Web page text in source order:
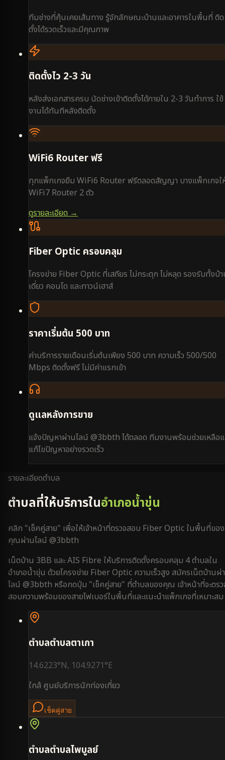
ทีมช่างที่คุ้นเคยเส้นทาง รู้จักลักษณะบ้านและอาคารในพื้นที่ ติด
ตั้งได้รวดเร็วและมีคุณภาพ
ติดตั้งไว 2-3 วัน
หลังส่งเอกสารครบ นัดช่างเข้าติดตั้งได้ภายใน 2-3 วันทำการ ใช้
งานได้ทันทีหลังติดตั้ง
WiFi6 Router ฟรี
ทุกแพ็กเกจยืม WiFi6 Router ฟรีตลอดสัญญา บางแพ็กเกจใ
WiFi7 Router 2 ตัว
ดูรายละเอียด →
Fiber Optic ครอบคลุม
โครงข่าย Fiber Optic ที่เสถียร ไม่กระตุก ไม่หลุด รองรับทั้งบ้
เดี่ยว คอนโด และทาวน์เฮาส์
ราคาเริ่มต้น 500 บาท
ค่าบริการรายเดือนเริ่มต้นเพียง 500 บาท ความเร็ว 500/500
Mbps ติดตั้งฟรี ไม่มีค่าแรกเข้า
ดูแลหลังการขาย
แจ้งปัญหาผ่านไลน์ @3bbth ได้ตลอด ทีมงานพร้อมช่วยเหลือแ
แก้ไขปัญหาอย่างรวดเร็ว
รายละเอียดตำบล
ตำบลที่ให้บริการในอำเภอน้ำขุ่น
คลิก "เช็คคู่สาย" เพื่อให้เจ้าหน้าที่ตรวจสอบ Fiber Optic ในพื้นที่ของ
คุณผ่านไลน์ @3bbth
เน็ตบ้าน 3BB และ AIS Fibre ให้บริการติดตั้งครอบคลุม 4ตำบลใน
อำเภอน้ำขุ่น ด้วยโครงข่าย Fiber Optic ความเร็วสูง สมัครเน็ตบ้านผ่
ไลน์ @3bbth หรือกดปุ่ม "เช็คคู่สาย" ที่ตำบลของคุณ เจ้าหน้าที่จะตร
สอบความพร้อมของสายไฟเบอร์ในพื้นที่และแนะนำแพ็กเกจที่เหมาะสม
ตำบลตำบลตาเกา
14.6223°N, 104.9271°E
ใกล้ ศูนย์บริการนักท่องเที่ยว
เช็คคู่สาย
ตำบลตำบลไพบูลย์